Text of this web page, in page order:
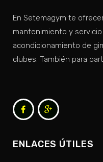
En Setemagym te
mantenimiento y
acondicionamiento de
clubes. También para
ENLACES ÚTILES